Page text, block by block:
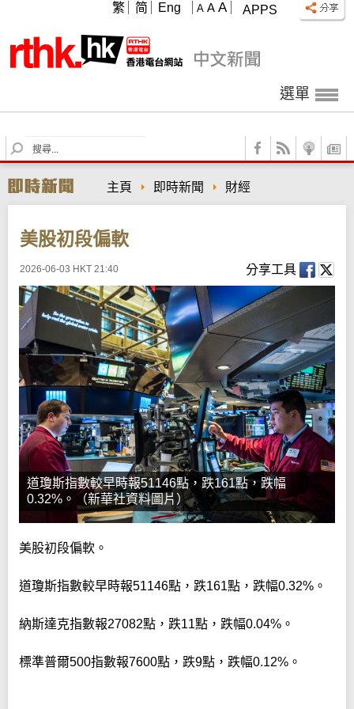
APPS
A A A
繁 简 Eng
選單
S
e
r
c
主頁 即時新聞 財經
美股初段偏軟
2026-06-03 HKT 21:40 分享工具
道瓊斯指數較早時報51146點，跌161點，跌幅
0.32%。（新華社資料圖片）
美股初段偏軟。
道瓊斯指數較早時報51146點，跌161點，跌幅0.32%。
納斯達克指數報27082點，跌11點，跌幅0.04%。
標準普爾500指數報7600點，跌9點，跌幅0.12%。